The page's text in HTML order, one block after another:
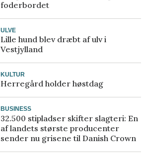
foderbordet
ULVE
Lille hund blev dræbt af ulv i
Vestjylland
KULTUR
Herregård holder høstdag
BUSINESS
32.500 stipladser skifter slagteri: En
af landets største producenter
sender nu grisene til Danish Crown